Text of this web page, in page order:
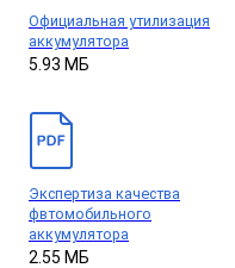
Официальная утилизация
аккумулятора
5.93 МБ
Экспертиза качества
фвтомобильного
аккумулятора
2.55 МБ